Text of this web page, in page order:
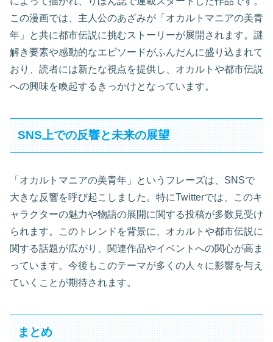
この漫画では、主人公のあざみが「オカルトマニアの美青
年」と共に都市伝説に挑むストーリーが展開されます。謎
解き要素や感動的なエピソードがふんだんに盛り込まれて
おり、読者には新たな視点を提供し、オカルトや都市伝説
への興味を喚起するきっかけとなっています。
SNS上での反響と未来の展望
「オカルトマニアの美青年」というフレーズは、SNSで
大きな反響を呼び起こしました。特にTwitterでは、このキ
ャラクターの魅力や物語の展開に関する投稿が多数見受け
られます。このトレンドを背景に、オカルトや都市伝説に
関する話題が広がり、関連作品やイベントへの関心が高ま
っています。今後もこのテーマが多くの人々に影響を与え
ていくことが期待されます。
まとめ